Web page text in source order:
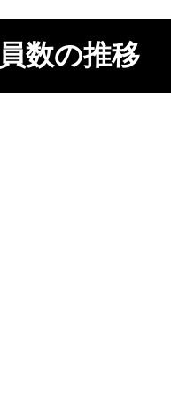
数の推移